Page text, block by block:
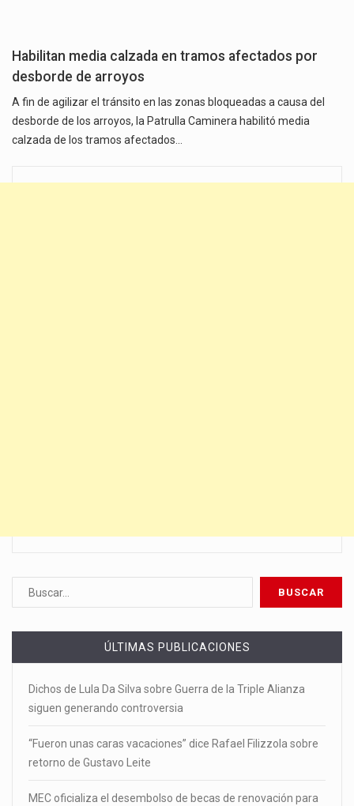
Habilitan media calzada en tramos afectados por
desborde de arroyos
A fin de agilizar el tránsito en las zonas bloqueadas a causa del
desborde de los arroyos, la Patrulla Caminera habilitó media
calzada de los tramos afectados…
ÚLTIMAS PUBLICACIONES
Dichos de Lula Da Silva sobre Guerra de la Triple Alianza
siguen generando controversia
“Fueron unas caras vacaciones” dice Rafael Filizzola sobre
retorno de Gustavo Leite
MEC oficializa el desembolso de becas de renovación para